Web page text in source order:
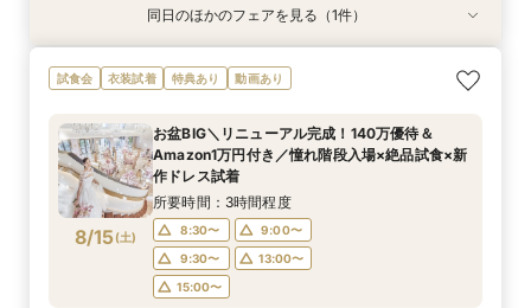
衣装試着 特典あり
8/14(金)
【大切なペットと挙式＆披露宴どちらもOK】
ペット婚*安心相談会
11:05〜 15:00〜
フェアを予約
同日のほかのフェアを見る（1件）
試食会 衣装試着 特典あり 動画あり
8/15(土)
お盆BIG＼リニューアル完成！140万優待＆
Amazon1万円付き／憧れ階段入場×絶品試食×新
作ドレス試着
所要時間：3時間程度
8:30〜
9:00〜
9:30〜
13:00〜
15:00〜